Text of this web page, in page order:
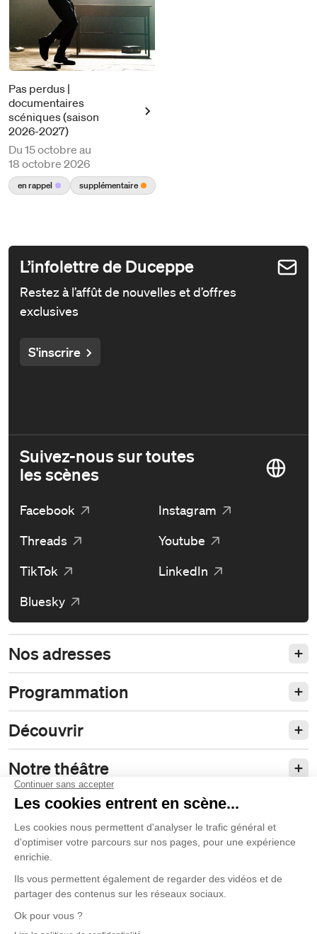
Pas perdus |
documentaires
scéniques (saison
2026-2027)
Du 15 octobre au
18 octobre 2026
en rappel supplémentaire
L’infolettre de Duceppe
Restez à l’affût de nouvelles et d’offres
exclusives
S'inscrire
Suivez-nous sur toutes
les scènes
Facebook
Instagram
Threads
Youtube
TikTok
LinkedIn
Bluesky
Nos adresses
Programmation
Découvrir
Notre théâtre
Philanthropie et partenariats
Nos politiques